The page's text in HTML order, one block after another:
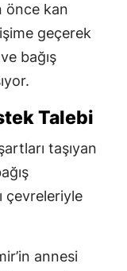
önce kan
geçerek
bağış
Talebi
taşıyan
çevreleriyle
annesi